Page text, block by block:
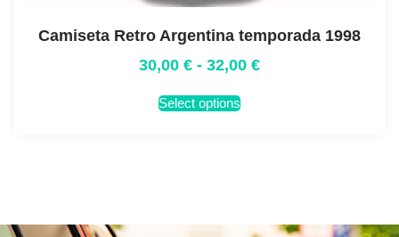
Camiseta Retro Argentina temporada 1998
30,00 € - 32,00 €
Select options